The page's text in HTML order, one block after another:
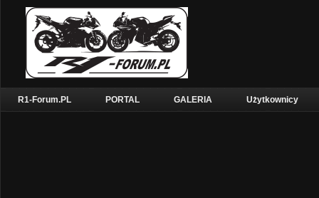
R1-Forum.PL PORTAL GALERIA Użytkownicy